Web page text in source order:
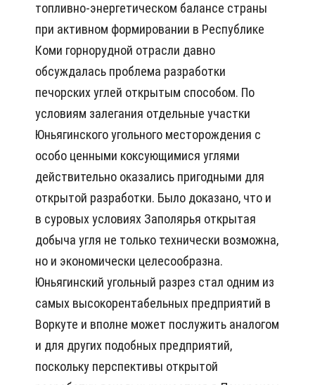
топливно-энергетическом балансе страны
при активном формировании в Республике
Коми горнорудной отрасли давно
обсуждалась проблема разработки
печорских углей открытым способом. По
условиям залегания отдельные участки
Юньягинского угольного месторождения с
особо ценными коксующимися углями
действительно оказались пригодными для
открытой разработки. Было доказано, что и
в суровых условиях Заполярья открытая
добыча угля не только технически возможна,
но и экономически целесообразна.
Юньягинский угольный разрез стал одним из
самых высокорентабельных предприятий в
Воркуте и вполне может послужить аналогом
и для других подобных предприятий,
поскольку перспективы открытой